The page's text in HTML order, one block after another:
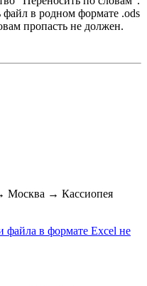
в родном формате .ods
пропасть не должен.
Москва → Кассиопея
в формате Excel не